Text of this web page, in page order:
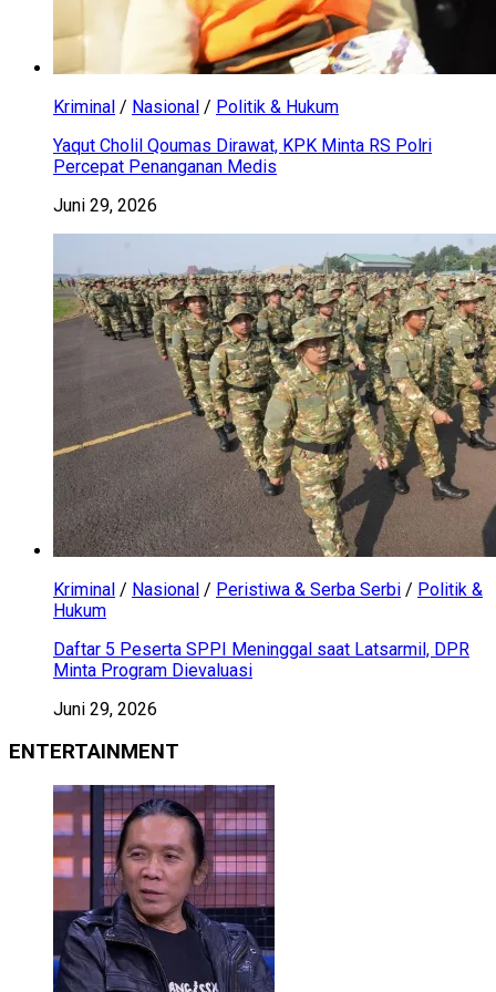
Kriminal / Nasional / Politik & Hukum
Yaqut Cholil Qoumas Dirawat, KPK Minta RS Polri
Percepat Penanganan Medis
Juni 29, 2026
Kriminal / Nasional / Peristiwa & Serba Serbi / Politik &
Hukum
Daftar 5 Peserta SPPI Meninggal saat Latsarmil, DPR
Minta Program Dievaluasi
Juni 29, 2026
ENTERTAINMENT